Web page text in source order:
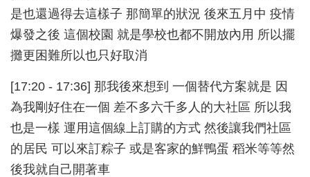
是也還過得去這樣子 那簡單的狀況 後來五月中 疫情
爆發之後 這個校園 就是學校也都不開放內用 所以擺
攤更困難所以也只好取消
[17:20 - 17:36] 那我後來想到 一個替代方案就是 因
為我剛好住在一個 差不多六千多人的大社區 所以我
也是一樣 運用這個線上訂購的方式 然後讓我們社區
的居民 可以來訂粽子 或是客家的鮮鴨蛋 稻米等等然
後我就自己開著車